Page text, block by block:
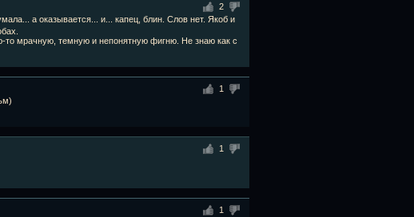
2
а оказывается... и... капец, блин. Слов нет. Якоб и
то мрачную, темную и непонятную фигню. Не знаю как с
1
1
1